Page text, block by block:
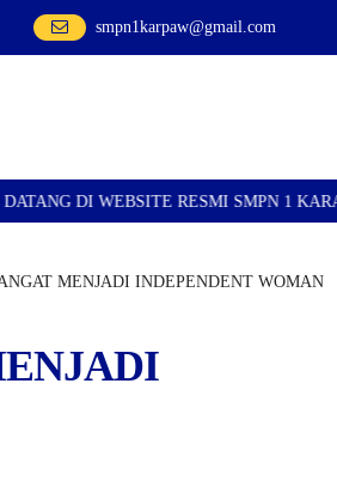
smpn1karpaw@gmail.com
RESMI SMPN 1 KARANGPAWITAN
MENJADI INDEPENDENT WOMAN